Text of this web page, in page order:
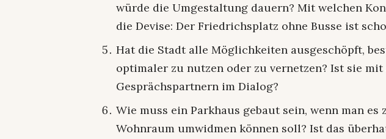
würde die Umgestaltung dauern? Mit welchen
die Devise: Der Friedrichsplatz ohne Busse ist
Hat die Stadt alle Möglichkeiten ausgeschöpft,
optimaler zu nutzen oder zu vernetzen? Ist sie
Gesprächspartnern im Dialog?
Wie muss ein Parkhaus gebaut sein, wenn man es
Wohnraum umwidmen können soll? Ist das